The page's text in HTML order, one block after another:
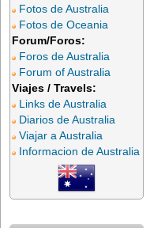
Fotos de Australia
Fotos de Oceania
Forum/Foros:
Foros de Australia
Forum of Australia
Viajes / Travels:
Links de Australia
Diarios de Australia
Viajar a Australia
Informacion de Australia